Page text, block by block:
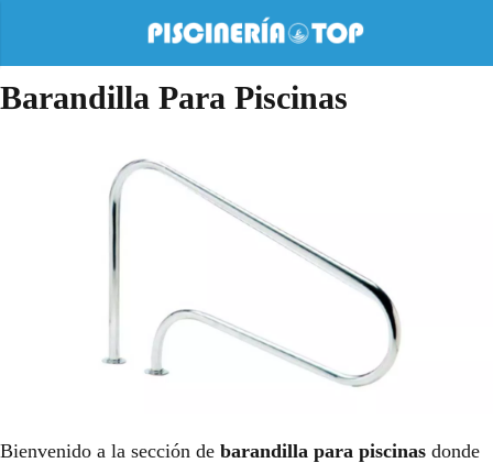
Barandilla Para Piscinas
Bienvenido a la sección de barandilla para piscinas donde